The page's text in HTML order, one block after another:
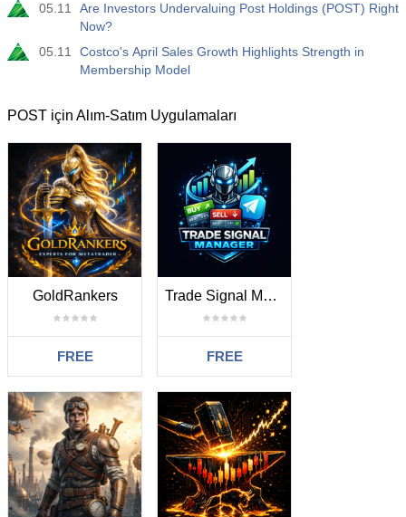
05.11
Are Investors Undervaluing Post Holdings (POST) Right
Now?
05.11
Costco's April Sales Growth Highlights Strength in
Membership Model
POST için Alım-Satım Uygulamaları
GoldRankers
FREE
Trade Signal Manager
FREE